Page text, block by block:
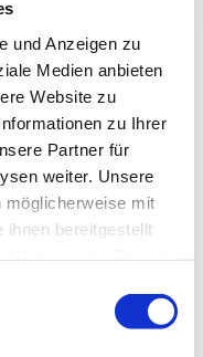
und Anzeigen zu
Medien anbieten
Website zu
zu Ihrer
Partner für
weiter. Unsere
möglicherweise mit
ihnen bereitgestellt
Gottesdienst!